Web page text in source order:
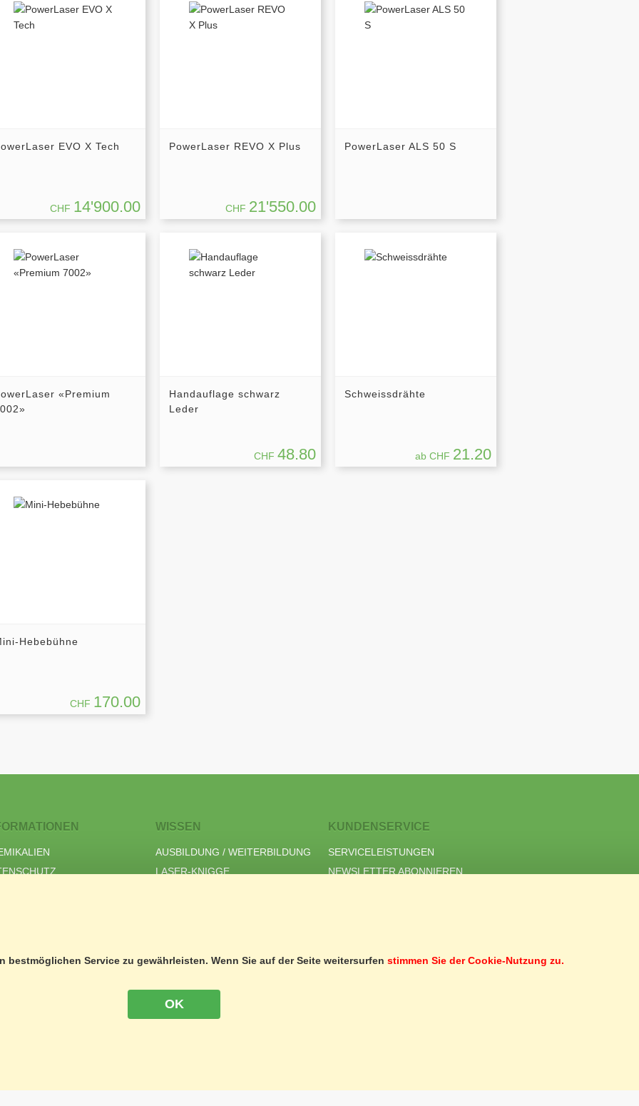
EVO X Tech
CHF 14'900.00
PowerLaser REVO X Plus
CHF 21'550.00
PowerLaser ALS 50 S
«Premium
Handauflage schwarz
Leder
CHF 48.80
Schweissdrähte
ab CHF 21.20
Hebebühne
CHF 170.00
WISSEN
AUSBILDUNG / WEITERBILDUNG
LASER-KNIGGE
KUNDENSERVICE
SERVICELEISTUNGEN
NEWSLETTER ABONNIEREN
12.00 und 13.00 - 17.00 Uhr
NEWSLETTER
Service zu gewährleisten. Wenn Sie auf der Seite weitersurfen stimmen Sie der Cookie-Nutzung zu.
OK